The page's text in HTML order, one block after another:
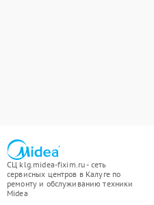
СЦ klg.midea-fixim.ru - сеть
сервисных центров в Калуге по
ремонту и обслуживанию техники
Midea